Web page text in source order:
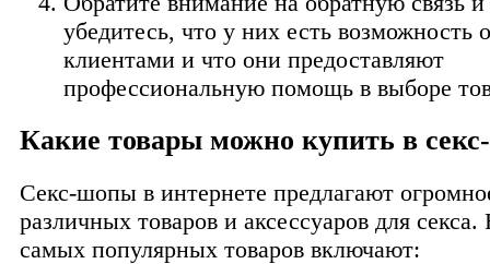
убедитесь, что у них есть возможность
клиентами и что они предоставляют
профессиональную помощь в выборе
Какие товары можно купить в
Секс-шопы в интернете предлагают
различных товаров и аксессуаров для
самых популярных товаров включают: